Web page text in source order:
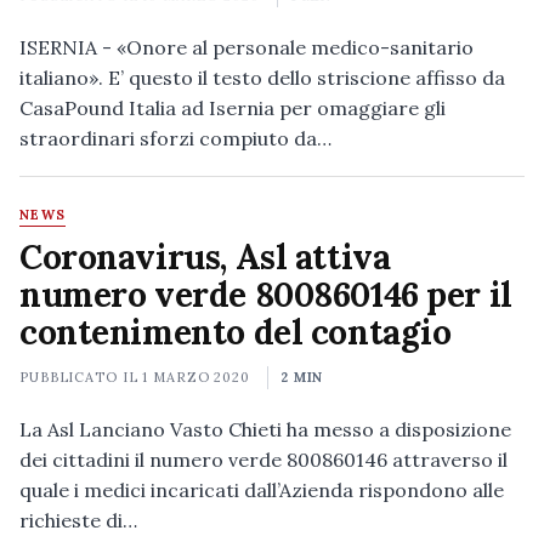
ISERNIA - «Onore al personale medico-sanitario
italiano». E’ questo il testo dello striscione affisso da
CasaPound Italia ad Isernia per omaggiare gli
straordinari sforzi compiuto da…
NEWS
Coronavirus, Asl attiva
numero verde 800860146 per il
contenimento del contagio
PUBBLICATO IL1 MARZO 2020 2 MIN
La Asl Lanciano Vasto Chieti ha messo a disposizione
dei cittadini il numero verde 800860146 attraverso il
quale i medici incaricati dall’Azienda rispondono alle
richieste di…